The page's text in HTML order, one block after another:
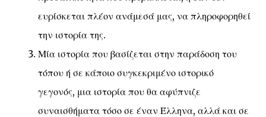
ευρίσκεται πλέον ανάμεσά μας, να πληροφορηθεί
την ιστορία της.
Μία ιστορία που βασίζεται στην παράδοση του
τόπου ή σε κάποιο συγκεκριμένο ιστορικό
γεγονός, μια ιστορία που θα αφύπνιζε
συναισθήματα τόσο σε έναν Έλληνα, αλλά και σε